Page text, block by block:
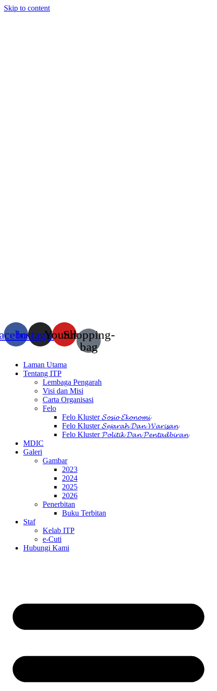
Skip to content
InstagramYoutube
Shopping-
bag
Laman Utama
Tentang ITP
Lembaga Pengarah
Visi dan Misi
Carta Organisasi
Felo
Felo Kluster 𝓢𝓸𝓼𝓲𝓸 𝓔𝓴𝓸𝓷𝓸𝓶𝓲
Felo Kluster 𝓢𝓮𝓳𝓪𝓻𝓪𝓱 𝓓𝓪𝓷 𝓦𝓪𝓻𝓲𝓼𝓪𝓷
Felo Kluster 𝓟𝓸𝓵𝓲𝓽𝓲𝓴 𝓓𝓪𝓷 𝓟𝓮𝓷𝓽𝓪𝓭𝓫𝓲𝓻𝓪𝓷
MDIC
Galeri
Gambar
2023
2024
2025
2026
Penerbitan
Buku Terbitan
Staf
Kelab ITP
e-Cuti
Hubungi Kami